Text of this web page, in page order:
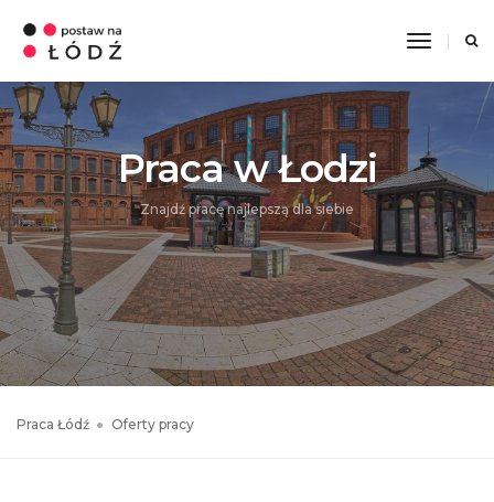
Toggle
Praca w Łodzi
Znajdź pracę najlepszą dla siebie
Praca Łódź Oferty pracy